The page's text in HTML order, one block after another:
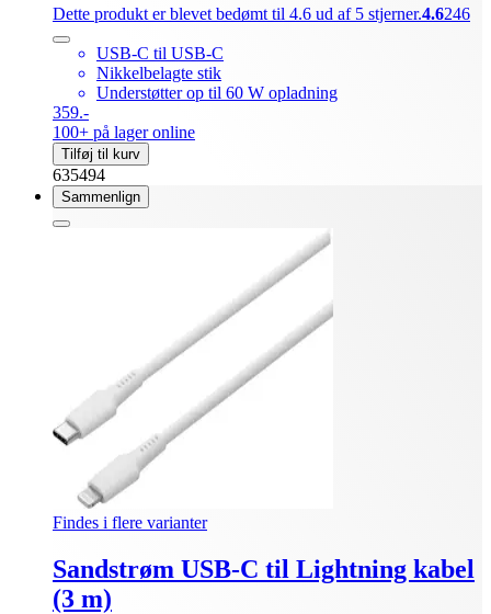
Dette produkt er blevet bedømt til 4.6 ud af 5 stjerner.4.6246
USB-C til USB-C
Nikkelbelagte stik
Understøtter op til 60 W opladning
359.-
100+ på lager online
Tilføj til kurv
635494
Sammenlign
Findes i flere varianter
Sandstrøm USB-C til Lightning kabel
(3 m)